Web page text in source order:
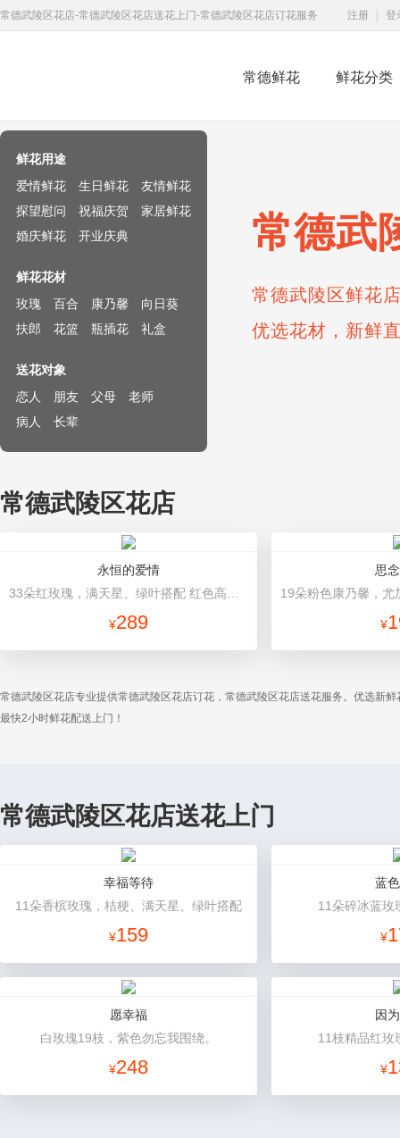
常德武陵区花店-常德武陵区花店送花上门-常德武陵区花店订花服务 注册 登
常德鲜花 鲜花分类
常德武
常德武陵区鲜花
优选花材，新鲜
鲜花用途
爱情鲜花
生日鲜花
友情鲜花
探望慰问
祝福庆贺
家居鲜花
婚庆鲜花
开业庆典
鲜花花材
玫瑰
百合 康乃馨
向日葵
扶郎
花篮 瓶插花 礼盒
送花对象
恋人
朋友 父母
老师
病人
长辈
常德武陵区花店
永恒的爱情
¥289
思
¥
常德武陵区花店专业提供常德武陵区花店订花，常德武陵区花店送花服务。优选新
最快2小时鲜花配送上门！
常德武陵区花店送花上门
幸福等待
11朵香槟玫瑰，桔梗、满天星、绿叶搭配
¥159
蓝
11朵碎冰蓝玫
¥
愿幸福
白玫瑰19枝，紫色勿忘我围绕。
¥248
因
11枝精品红玫
¥